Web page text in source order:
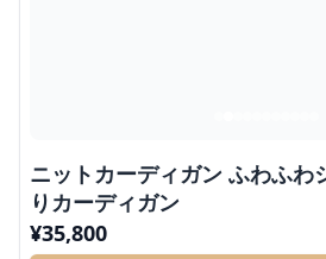
ニットカーディガン ふわふわ
りカーディガン
¥35,800